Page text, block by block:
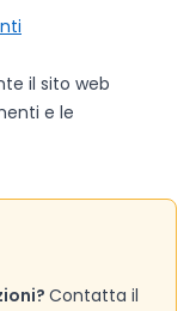
il sito web
e le
Contatta il